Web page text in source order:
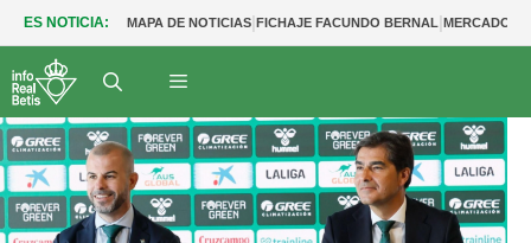
ES NOTICIA: MAPA DE NOTICIAS|FICHAJE FACUNDO BERNAL|MERCADO